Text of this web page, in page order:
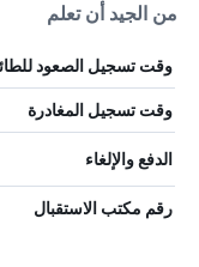
من الجيد أن تعلم
وقت تسجيل الصعود
وقت تسجيل المغادرة
الدفع والإلغاء
رقم مكتب الاستقبال